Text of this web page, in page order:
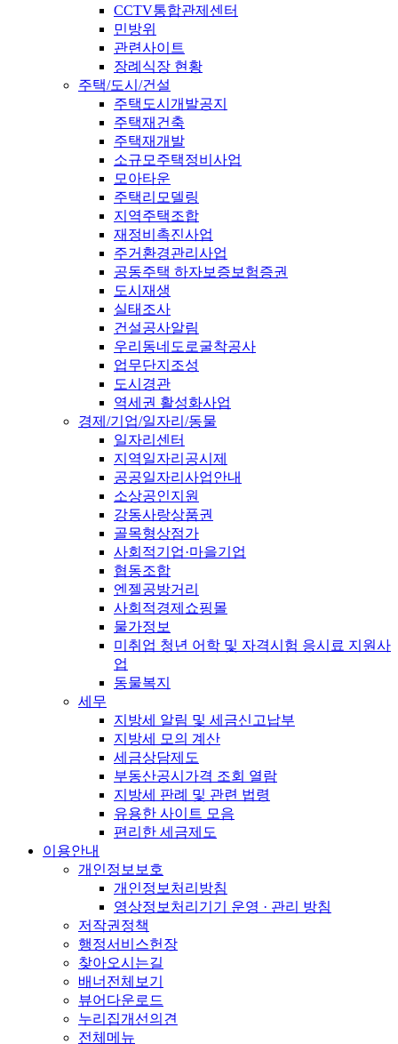
CCTV통합관제센터
민방위
관련사이트
장례식장 현황
주택/도시/건설
주택도시개발공지
주택재건축
주택재개발
소규모주택정비사업
모아타운
주택리모델링
지역주택조합
재정비촉진사업
주거환경관리사업
공동주택 하자보증보험증권
도시재생
실태조사
건설공사알림
우리동네도로굴착공사
업무단지조성
도시경관
역세권 활성화사업
경제/기업/일자리/동물
일자리센터
지역일자리공시제
공공일자리사업안내
소상공인지원
강동사랑상품권
골목형상점가
사회적기업·마을기업
협동조합
엔젤공방거리
사회적경제쇼핑몰
물가정보
미취업 청년 어학 및 자격시험 응시료 지원사
업
동물복지
세무
지방세 알림 및 세금신고납부
지방세 모의 계산
세금상담제도
부동산공시가격 조회 열람
지방세 판례 및 관련 법령
유용한 사이트 모음
편리한 세금제도
이용안내
개인정보보호
개인정보처리방침
영상정보처리기기 운영 · 관리 방침
저작권정책
행정서비스헌장
찾아오시는길
배너전체보기
뷰어다운로드
누리집개선의견
전체메뉴